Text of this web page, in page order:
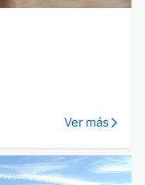
Ver más